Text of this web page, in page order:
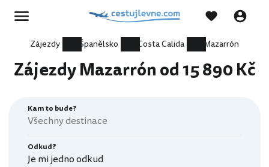
Zájezdy Španělsko Costa Calida Mazarrón
Zájezdy Mazarrón od 15 890 Kč
Kam to bude?
Odkud?
Je mi jedno odkud